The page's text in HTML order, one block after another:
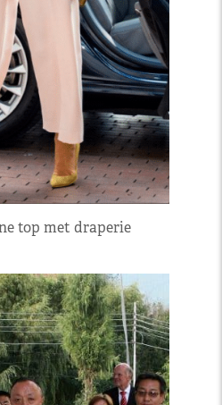
top met draperie